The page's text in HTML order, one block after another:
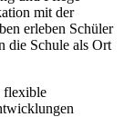
mit der
erleben Schüler
die Schule als Ort
flexible